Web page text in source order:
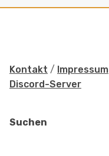
Kontakt / Impressum
Discord-Server
Suchen